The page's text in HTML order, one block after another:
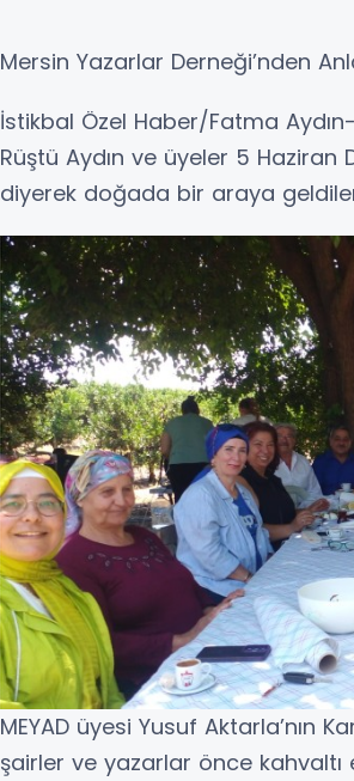
Mersin Yazarlar Derneği’nden
İstikbal Özel Haber/Fatma
Rüştü Aydın ve üyeler 5 Haziran
diyerek doğada bir araya
MEYAD üyesi Yusuf Aktarla’nın
şairler ve yazarlar önce kahvaltı